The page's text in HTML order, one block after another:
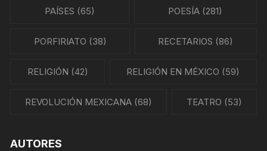
PAÍSES (65) POESÍA (281)
PORFIRIATO (38) RECETARIOS (86)
RELIGIÓN (42) RELIGIÓN EN MÉXICO (59)
REVOLUCIÓN MEXICANA (68) TEATRO (53)
AUTORES